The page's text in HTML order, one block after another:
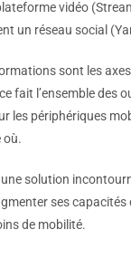
vidéo
un réseau social
sont les
fait l’ensemble des
les périphériques
où.
solution
ses capacités
de mobilité.